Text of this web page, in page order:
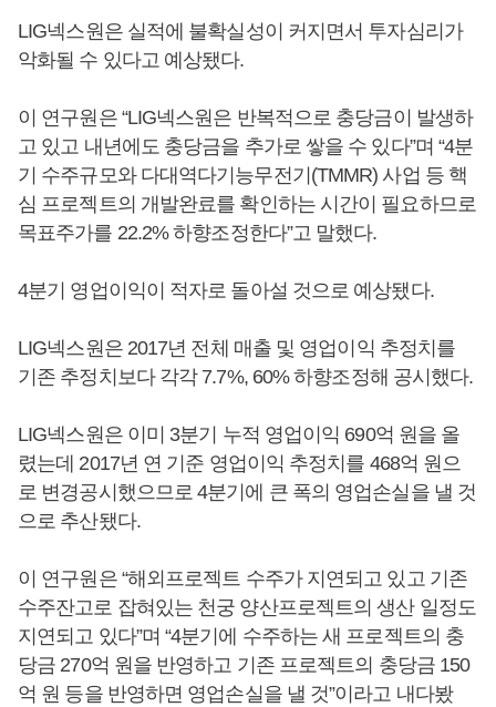
LIG넥스원은 실적에 불확실성이 커지면서 투자심리가
악화될 수 있다고 예상됐다.
이 연구원은 “LIG넥스원은 반복적으로 충당금이 발생하
고 있고 내년에도 충당금을 추가로 쌓을 수 있다”며 “4분
기 수주규모와 다대역다기능무전기(TMMR) 사업 등 핵
심 프로젝트의 개발완료를 확인하는 시간이 필요하므로
목표주가를 22.2% 하향조정한다”고 말했다.
4분기 영업이익이 적자로 돌아설 것으로 예상됐다.
LIG넥스원은 2017년 전체 매출 및 영업이익 추정치를
기존 추정치보다 각각 7.7%, 60% 하향조정해 공시했다.
LIG넥스원은 이미 3분기 누적 영업이익 690억 원을 올
렸는데 2017년 연 기준 영업이익 추정치를 468억 원으
로 변경공시했으므로 4분기에 큰 폭의 영업손실을 낼 것
으로 추산됐다.
이 연구원은 “해외프로젝트 수주가 지연되고 있고 기존
수주잔고로 잡혀있는 천궁 양산프로젝트의 생산 일정도
지연되고 있다”며 “4분기에 수주하는 새 프로젝트의 충
당금 270억 원을 반영하고 기존 프로젝트의 충당금 150
억 원 등을 반영하면 영업손실을 낼 것”이라고 내다봤